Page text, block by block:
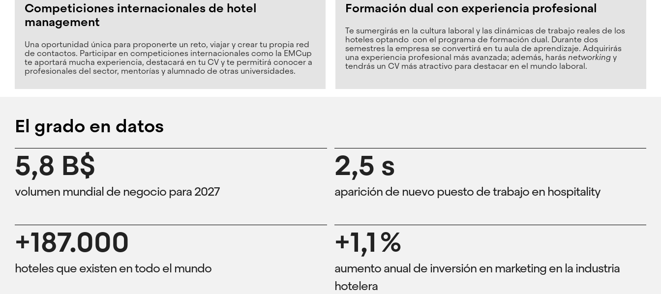
Competiciones internacionales de hotel
management
Una oportunidad única para proponerte un reto, viajar y crear tu propia red
de contactos. Participar en competiciones internacionales como la EMCup
te aportará mucha experiencia, destacará en tu CV y te permitirá conocer a
profesionales del sector, mentorías y alumnado de otras universidades.
Formación dual con experiencia profesional
Te sumergirás en la cultura laboral y las dinámicas de trabajo reales de los
hoteles optando con el programa de formación dual. Durante dos
semestres la empresa se convertirá en tu aula de aprendizaje. Adquirirás
una experiencia profesional más avanzada; además, harás networkingy
tendrás un CV más atractivo para destacar en el mundo laboral.
El grado en datos
5,8 B$
volumen mundial de negocio para 2027
2,5 s
aparición de nuevo puesto de trabajo en hospitality
+187.000
hoteles que existen en todo el mundo
+1,1 %
aumento anual de inversión en marketing en la industria
hotelera